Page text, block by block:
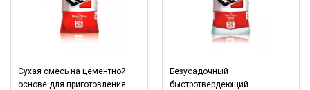
Сухая смесь на цементной
основе для приготовления
Безусадочный
быстротвердеющий